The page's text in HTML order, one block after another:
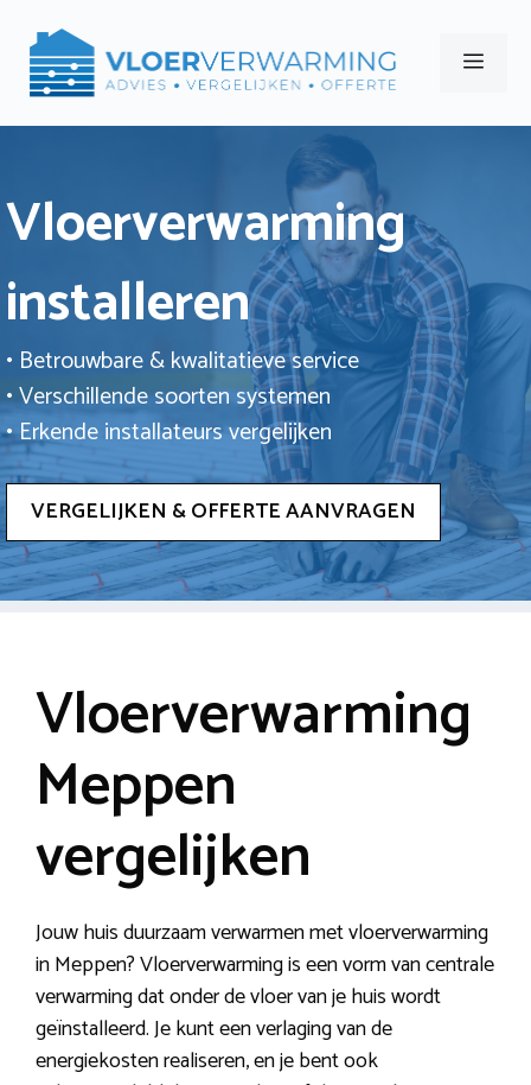
naar
Menu
Vloerverwarming
installeren
• Betrouwbare & kwalitatieve service
• Verschillende soorten systemen
• Erkende installateurs vergelijken
VERGELIJKEN & OFFERTE AANVRAGEN
Vloerverwarming
Meppen
vergelijken
Jouw huis duurzaam verwarmen met vloerverwarming
in Meppen? Vloerverwarming is een vorm van centrale
verwarming dat onder de vloer van je huis wordt
geïnstalleerd. Je kunt een verlaging van de
energiekosten realiseren, en je bent ook